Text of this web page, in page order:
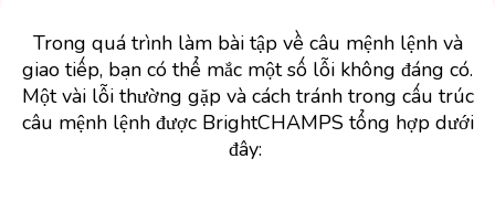
Trong quá trình làm bài tập về câu mệnh lệnh và
giao tiếp, bạn có thể mắc một số lỗi không đáng có.
Một vài lỗi thường gặp và cách tránh trong cấu trúc
câu mệnh lệnh được BrightCHAMPS tổng hợp dưới
đây: